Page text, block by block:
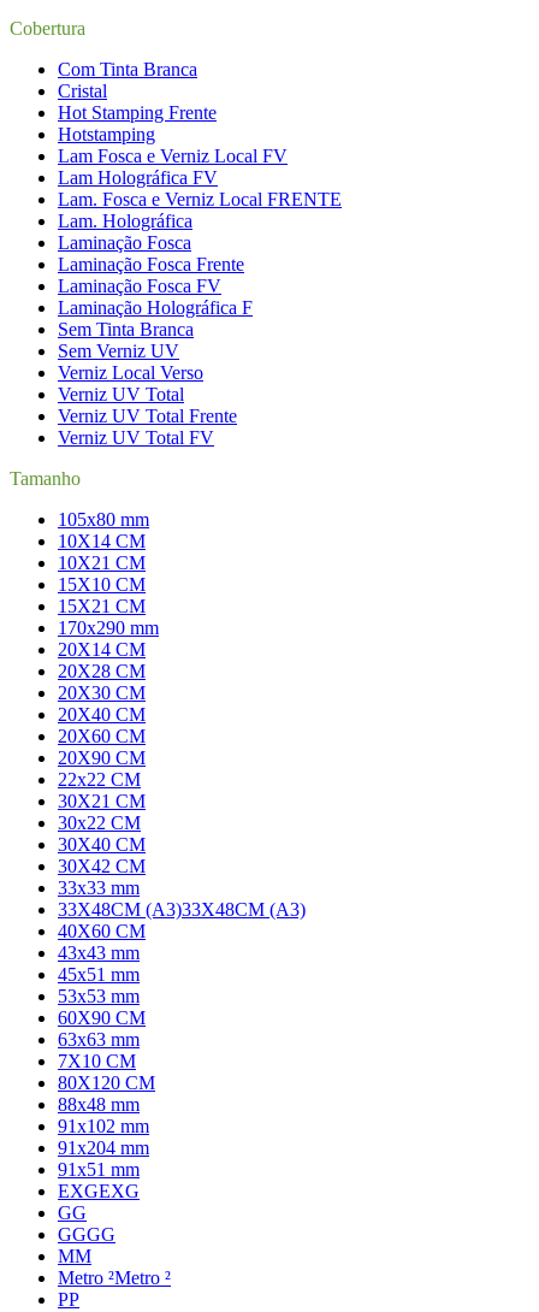
Cobertura
Com Tinta Branca
Cristal
Hot Stamping Frente
Hotstamping
Lam Fosca e Verniz Local FV
Lam Holográfica FV
Lam. Fosca e Verniz Local FRENTE
Lam. Holográfica
Laminação Fosca
Laminação Fosca Frente
Laminação Fosca FV
Laminação Holográfica F
Sem Tinta Branca
Sem Verniz UV
Verniz Local Verso
Verniz UV Total
Verniz UV Total Frente
Verniz UV Total FV
Tamanho
105x80 mm
10X14 CM
10X21 CM
15X10 CM
15X21 CM
170x290 mm
20X14 CM
20X28 CM
20X30 CM
20X40 CM
20X60 CM
20X90 CM
22x22 CM
30X21 CM
30x22 CM
30X40 CM
30X42 CM
33x33 mm
33X48CM (A3)33X48CM (A3)
40X60 CM
43x43 mm
45x51 mm
53x53 mm
60X90 CM
63x63 mm
7X10 CM
80X120 CM
88x48 mm
91x102 mm
91x204 mm
91x51 mm
EXGEXG
GG
GGGG
MM
Metro ²Metro ²
PP